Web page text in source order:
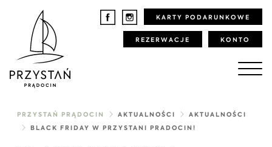
KARTY PODARUNKOWE
REZERWACJE KONTO
PRZYSTAŃ PRĄDOCIN AKTUALNOŚCI AKTUALNOŚCI
BLACK FRIDAY W PRZYSTANI PRADOCIN!